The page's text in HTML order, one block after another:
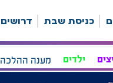
כניסת שבת דרושים
ילדים מענה ההלכה